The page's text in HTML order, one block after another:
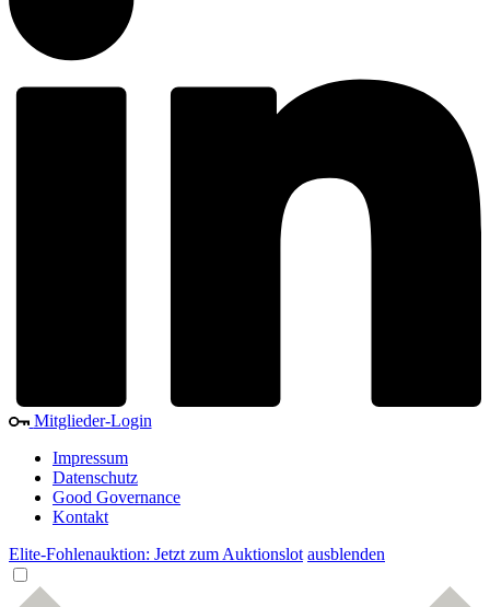
Mitglieder-Login
Impressum
Datenschutz
Good Governance
Kontakt
Elite-Fohlenauktion: Jetzt zum Auktionslot ausblenden